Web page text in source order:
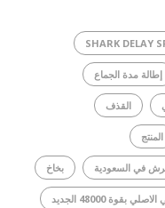
SHARK DELAY
إطالة مدة الجماع
القذف
المنتج
في السعودية بخاخ
بقوة 48000 الجديد